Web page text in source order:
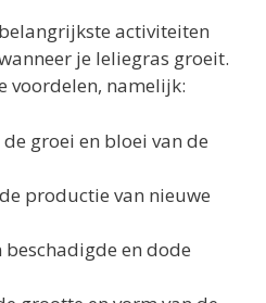
activiteiten
je leliegras groeit.
voordelen, namelijk:
groei en bloei van de
productie van nieuwe
en dode